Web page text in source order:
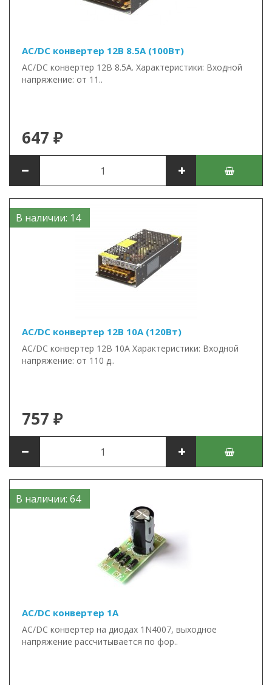
AC/DC конвертер 12В 8.5А (100Вт)
AC/DC конвертер 12В 8.5А. Характеристики: Входной
напряжение: от 11..
647 ₽
В наличии: 14
AC/DC конвертер 12В 10А (120Вт)
AC/DC конвертер 12В 10А Характеристики: Входной
напряжение: от 110 д..
757 ₽
В наличии: 64
AC/DC конвертер 1А
AC/DC конвертер на диодах 1N4007, выходное
напряжение рассчитывается по фор..